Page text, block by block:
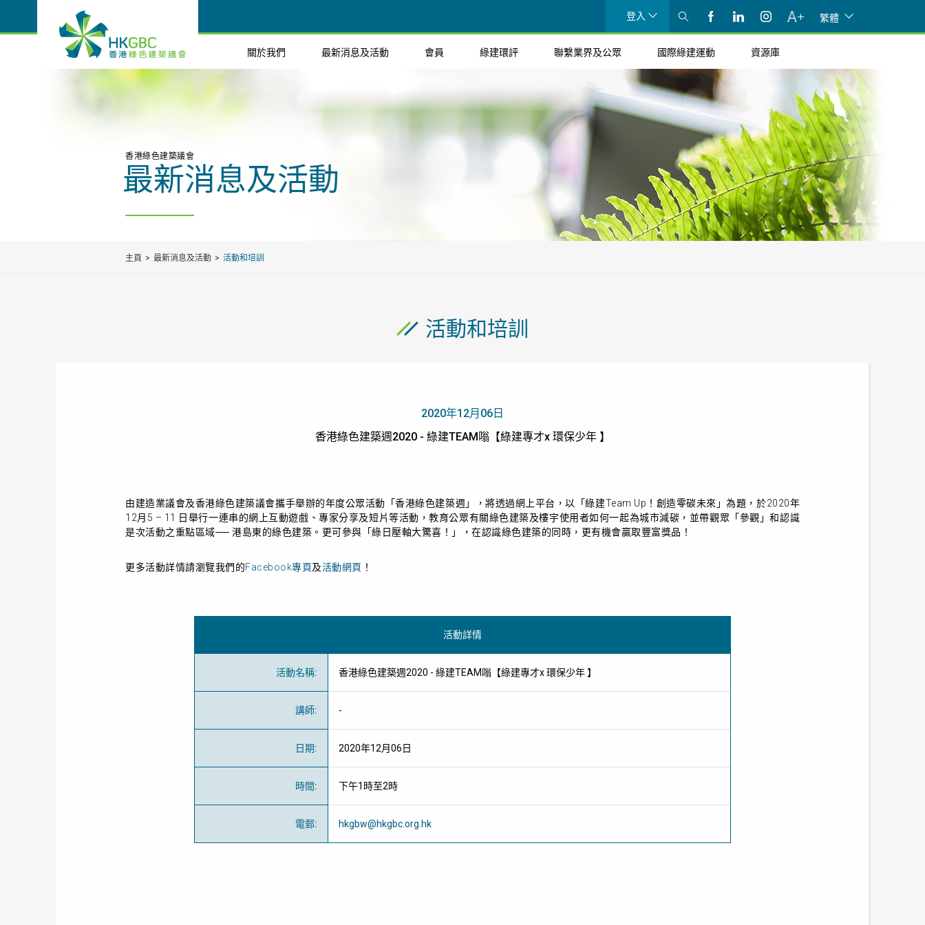
登入 繁體
關於我們 最新消息及活動 會員 綠建環評 聯繫業界及公眾 國際綠建運動 資源庫
香港綠色建築議會
最新消息及活動
主頁 最新消息及活動 活動和培訓
活動和培訓
2020年12月06日
香港綠色建築週2020 - 綠建TEAM嗡【綠建專才x 環保少年 】
由建造業議會及香港綠色建築議會攜手舉辦的年度公眾活動「香港綠色建築週」，將透過網上平台，以「綠建Team Up ！創造零碳未來」為題，於2020年
12月 5 – 11
日舉行一連串的網上互動遊戲、專家分享及短片等活動，教育公眾有關綠色建築及樓宇使用者如何一起為城市減碳，並帶觀眾「參觀」和認識
是次活動之重點區域── 港島東的綠色建築。更可參與「綠日壓軸大驚喜！」，在認識綠色建築的同時，更有機會贏取豐富獎品！
更多活動詳情請瀏覽我們的Facebook專頁及活動網頁 ！
活動詳情
活動名稱: 香港綠色建築週2020 - 綠建TEAM嗡【綠建專才x 環保少年 】
講師: -
日期: 2020年12月06日
時間: 下午1時至2時
電郵: hkgbw@hkgbc.org.hk